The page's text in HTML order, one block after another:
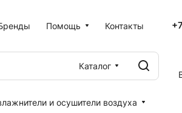
Помощь Контакты
Каталог
и осушители воздуха